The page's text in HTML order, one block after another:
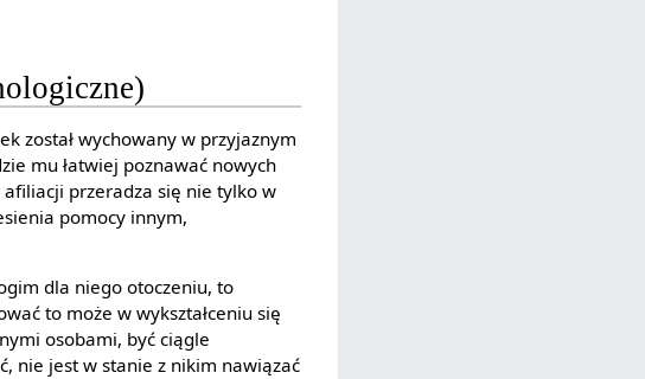
został wychowany w przyjaznym
mu łatwiej poznawać nowych
przeradza się nie tylko w
pomocy innym,
dla niego otoczeniu, to
to może w wykształceniu się
osobami, być ciągle
nie jest w stanie z nikim nawiązać